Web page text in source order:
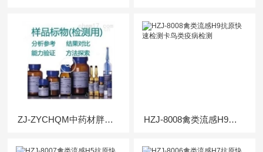
ZJ-ZYCHQM中药材胖大海中黄曲霉毒素B1分析物质质控样 HZJ-8008禽类流感H9抗原快速检测卡鸟类疫病检测